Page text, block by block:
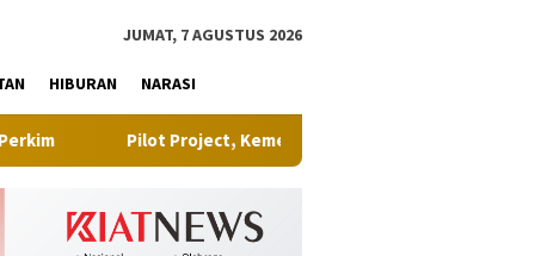
JUMAT, 7 AGUSTUS 2026
HIBURAN NARASI
Pilot Project, Kementerian ATR/BPN Uji Coba Layanan